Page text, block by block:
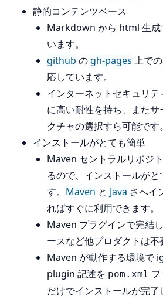
静的コンテンツベース
Markdown から html 生成
います。
github のgh-pages 上で
応しています。
インターネットセキュリ
に高い耐性を持ち、また
クチャの選択すら可能です。
インストールがとても簡単
Maven セントラルリポジ
るので、インストールが
す。 Maven と Java さへイ
ればすぐに利用できます。
Maven プラグインで完結
ースなど他プロダクトは不
Maven が動作する環境で
plugin 記述を pom.xml
だけでインストールが完了